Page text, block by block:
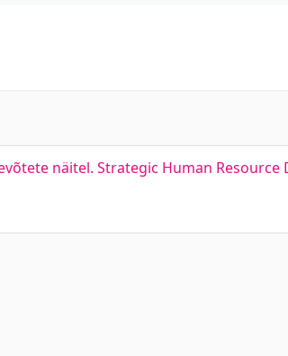
näitel. Strategic Human Resource